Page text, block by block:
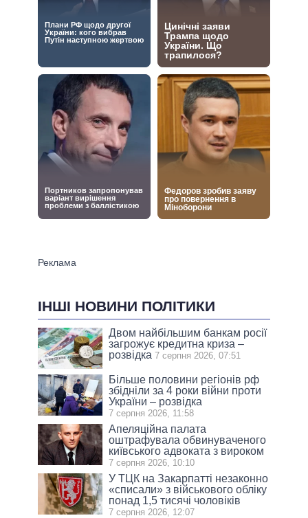
ІНШІ НОВИНИ ПОЛІТИКИ
Двом найбільшим банкам росії
загрожує кредитна криза –
розвідка 7 серпня 2026, 07:51
Більше половини регіонів рф
збідніли за 4 роки війни проти
України – розвідка
7 серпня 2026, 11:58
Апеляційна палата
оштрафувала обвинуваченого
київського адвоката з вироком
7 серпня 2026, 10:10
У ТЦК на Закарпатті незаконно
«списали» з військового обліку
понад 1,5 тисячі чоловіків
7 серпня 2026, 12:07